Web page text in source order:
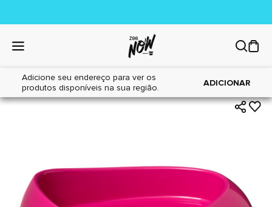
Adicione seu endereço para ver os
produtos disponíveis na sua região.
ADICIONAR
Home|Gatos|Areia Sanitária